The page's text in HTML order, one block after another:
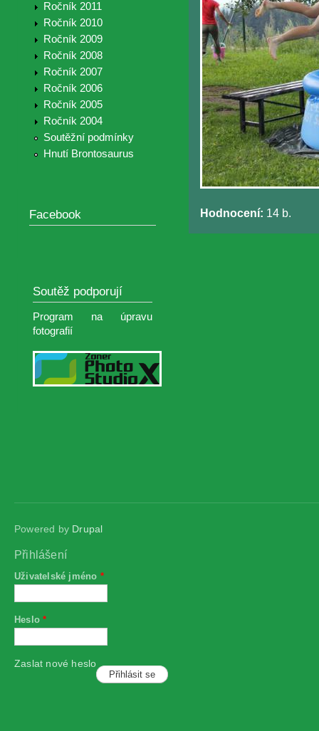
Ročník 2011
Ročník 2010
Ročník 2009
Ročník 2008
Ročník 2007
Ročník 2006
Ročník 2005
Ročník 2004
Soutěžní podmínky
Hnutí Brontosaurus
Facebook
Soutěž podporují
Program na úpravu
fotografií
Hodnocení: 14 b.
Powered by Drupal
Přihlášení
Uživatelské jméno *
Heslo*
Zaslat nové heslo